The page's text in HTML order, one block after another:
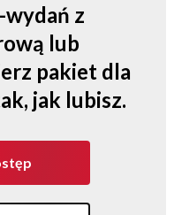
z
lub
pakiet dla
jak lubisz.